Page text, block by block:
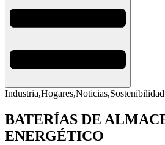
Industria,Hogares,Noticias,Sostenibilidad
BATERÍAS DE
ENERGÉTICO